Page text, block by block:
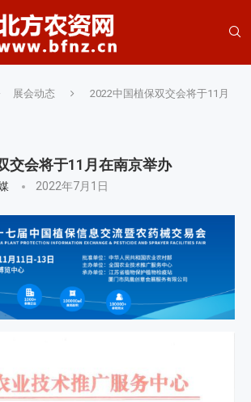
展会动态
2022中国植保双交会将于11月
交会将于11月在南京举办
2022年7月1日